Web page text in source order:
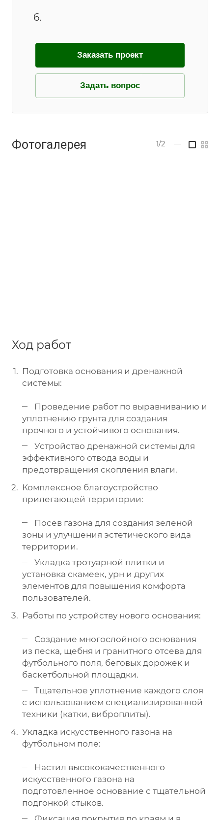
Заказать проект
Задать вопрос
Фотогалерея 1/2 —
Ход работ
Подготовка основания и дренажной
системы:
Проведение работ по выравниванию и
уплотнению грунта для создания
прочного и устойчивого основания.
Устройство дренажной системы для
эффективного отвода воды и
предотвращения скопления влаги.
Комплексное благоустройство
прилегающей территории:
Посев газона для создания зеленой
зоны и улучшения эстетического вида
территории.
Укладка тротуарной плитки и
установка скамеек, урн и других
элементов для повышения комфорта
пользователей.
Работы по устройству нового основания:
Создание многослойного основания
из песка, щебня и гранитного отсева для
футбольного поля, беговых дорожек и
баскетбольной площадки.
Тщательное уплотнение каждого слоя
с использованием специализированной
техники (катки, виброплиты).
Укладка искусственного газона на
футбольном поле:
Настил высококачественного
искусственного газона на
подготовленное основание с тщательной
подгонкой стыков.